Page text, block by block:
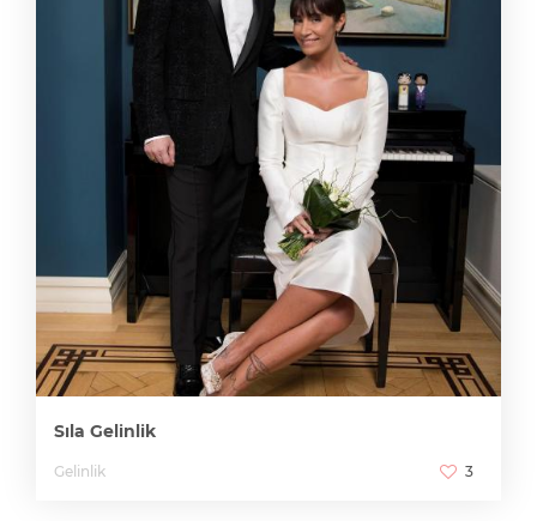
Sıla Gelinlik
Gelinlik 3